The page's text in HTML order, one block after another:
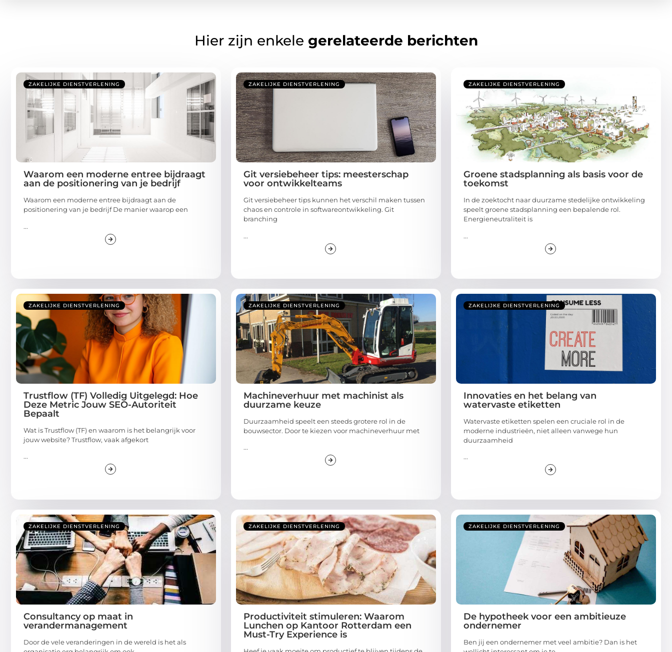
Hier zijn enkele gerelateerde berichten
ZAKELIJKE DIENSTVERLENING
Waarom een moderne entree bijdraagt
aan de positionering van je bedrijf
Waarom een moderne entree bijdraagt aan de
positionering van je bedrijf De manier waarop een
...
ZAKELIJKE DIENSTVERLENING
Git versiebeheer tips: meesterschap
voor ontwikkelteams
Git versiebeheer tips kunnen het verschil maken tussen
chaos en controle in softwareontwikkeling. Git
branching
...
ZAKELIJKE DIENSTVERLENING
Groene stadsplanning als basis voor de
toekomst
In de zoektocht naar duurzame stedelijke ontwikkeling
speelt groene stadsplanning een bepalende rol.
Energieneutraliteit is
...
ZAKELIJKE DIENSTVERLENING
Trustflow (TF) Volledig Uitgelegd: Hoe
Deze Metric Jouw SEO-Autoriteit
Bepaalt
Wat is Trustflow (TF) en waarom is het belangrijk voor
jouw website? Trustflow, vaak afgekort
...
ZAKELIJKE DIENSTVERLENING
Machineverhuur met machinist als
duurzame keuze
Duurzaamheid speelt een steeds grotere rol in de
bouwsector. Door te kiezen voor machineverhuur met
...
ZAKELIJKE DIENSTVERLENING
Innovaties en het belang van
watervaste etiketten
Watervaste etiketten spelen een cruciale rol in de
moderne industrieën, niet alleen vanwege hun
duurzaamheid
...
ZAKELIJKE DIENSTVERLENING
Consultancy op maat in
verandermanagement
Door de vele veranderingen in de wereld is het als
ZAKELIJKE DIENSTVERLENING
Productiviteit stimuleren: Waarom
Lunchen op Kantoor Rotterdam een
Must-Try Experience is
ZAKELIJKE DIENSTVERLENING
De hypotheek voor een ambitieuze
ondernemer
Ben jij een ondernemer met veel ambitie? Dan is het